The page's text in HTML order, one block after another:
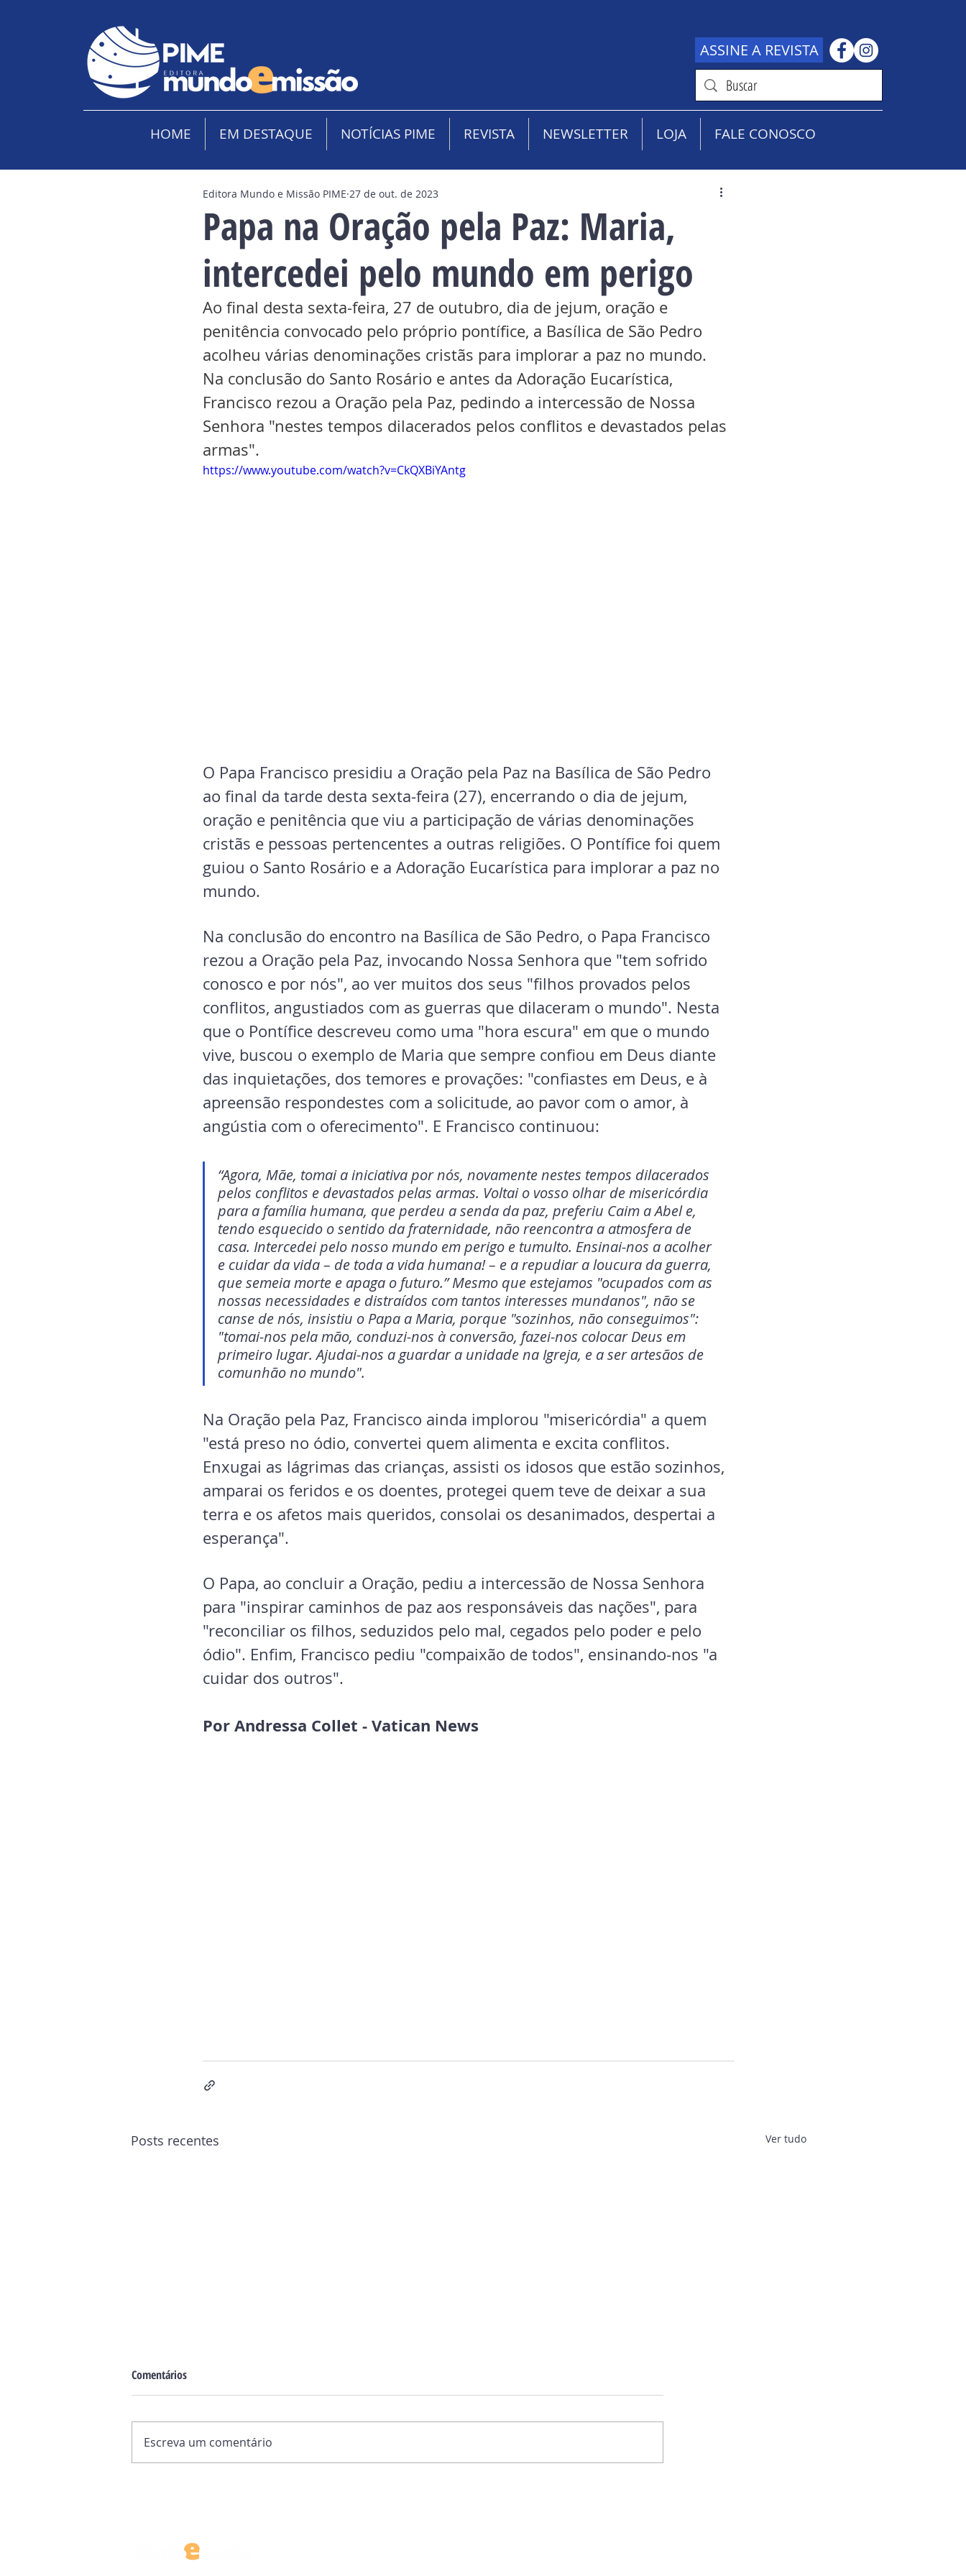
ASSINE A REVISTA
HOME EM DESTAQUE NOTÍCIAS PIME REVISTA NEWSLETTER LOJA FALE CONOSCO
Papa na Oração pela Paz: Maria,
intercedei pelo mundo em perigo
Editora Mundo e Missão PIME 27 de out. de 2023
Ao final desta sexta-feira, 27 de outubro, dia de jejum, oração e
penitência convocado pelo próprio pontífice, a Basílica de São Pedro
acolheu várias denominações cristãs para implorar a paz no mundo.
Na conclusão do Santo Rosário e antes da Adoração Eucarística,
Francisco rezou a Oração pela Paz, pedindo a intercessão de Nossa
Senhora "nestes tempos dilacerados pelos conflitos e devastados pelas
armas".
https://www.youtube.com/watch?v=CkQXBiYAntg
O Papa Francisco presidiu a Oração pela Paz na Basílica de São Pedro
ao final da tarde desta sexta-feira (27), encerrando o dia de jejum,
oração e penitência que viu a participação de várias denominações
cristãs e pessoas pertencentes a outras religiões. O Pontífice foi quem
guiou o Santo Rosário e a Adoração Eucarística para implorar a paz no
mundo.
Na conclusão do encontro na Basílica de São Pedro, o Papa Francisco
rezou a Oração pela Paz, invocando Nossa Senhora que "tem sofrido
conosco e por nós", ao ver muitos dos seus "filhos provados pelos
conflitos, angustiados com as guerras que dilaceram o mundo". Nesta
que o Pontífice descreveu como uma "hora escura" em que o mundo
vive, buscou o exemplo de Maria que sempre confiou em Deus diante
das inquietações, dos temores e provações: "confiastes em Deus, e à
apreensão respondestes com a solicitude, ao pavor com o amor, à
angústia com o oferecimento". E Francisco continuou:
“Agora, Mãe, tomai a iniciativa por nós, novamente nestes tempos dilacerados
pelos conflitos e devastados pelas armas. Voltai o vosso olhar de misericórdia
para a família humana, que perdeu a senda da paz, preferiu Caim a Abel e,
tendo esquecido o sentido da fraternidade, não reencontra a atmosfera de
casa. Intercedei pelo nosso mundo em perigo e tumulto. Ensinai-nos a acolher
e cuidar da vida – de toda a vida humana! – e a repudiar a loucura da guerra,
que semeia morte e apaga o futuro.” Mesmo que estejamos "ocupados com as
nossas necessidades e distraídos com tantos interesses mundanos", não se
canse de nós, insistiu o Papa a Maria, porque "sozinhos, não conseguimos":
"tomai-nos pela mão, conduzi-nos à conversão, fazei-nos colocar Deus em
primeiro lugar. Ajudai-nos a guardar a unidade na Igreja, e a ser artesãos de
comunhão no mundo".
Na Oração pela Paz, Francisco ainda implorou "misericórdia" a quem
"está preso no ódio, convertei quem alimenta e excita conflitos.
Enxugai as lágrimas das crianças, assisti os idosos que estão sozinhos,
amparai os feridos e os doentes, protegei quem teve de deixar a sua
terra e os afetos mais queridos, consolai os desanimados, despertai a
esperança".
O Papa, ao concluir a Oração, pediu a intercessão de Nossa Senhora
para "inspirar caminhos de paz aos responsáveis das nações", para
"reconciliar os filhos, seduzidos pelo mal, cegados pelo poder e pelo
ódio". Enfim, Francisco pediu "compaixão de todos", ensinando-nos "a
cuidar dos outros".
Por Andressa Collet - Vatican News
Posts recentes Ver tudo
Comentários
Escreva um comentário